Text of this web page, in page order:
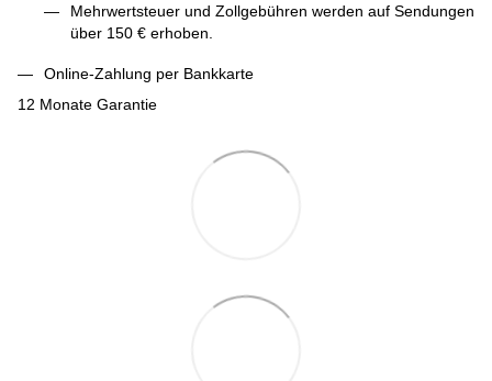
Mehrwertsteuer und Zollgebühren werden auf Sendungen
über 150 € erhoben.
Online-Zahlung per Bankkarte
12 Monate Garantie